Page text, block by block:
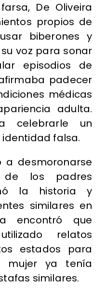
De Oliveira
propios de
biberones y
voz para sonar
episodios de
padecer
médicas
adulta.
celebrarle un
falsa.
a desmoronarse
los padres
la historia y
similares en
encontró que
relatos
estados para
mujer ya tenía
similares.